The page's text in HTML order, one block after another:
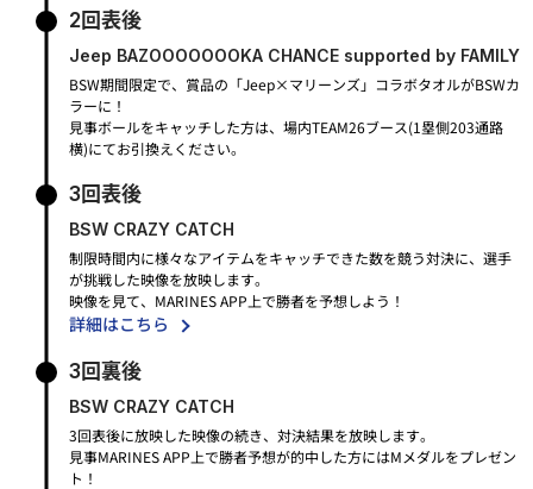
2回表後
Jeep BAZOOOOOOOKA CHANCE supported by FAMILY
BSW期間限定で、賞品の「Jeep×マリーンズ」コラボタオルがBSWカ
ラーに！
見事ボールをキャッチした方は、場内TEAM26ブース(1塁側203通路
横)にてお引換えください。
3回表後
BSW CRAZY CATCH
制限時間内に様々なアイテムをキャッチできた数を競う対決に、選手
が挑戦した映像を放映します。
映像を見て、MARINES APP上で勝者を予想しよう！
詳細はこちら
3回裏後
BSW CRAZY CATCH
3回表後に放映した映像の続き、対決結果を放映します。
見事MARINES APP上で勝者予想が的中した方にはMメダルをプレゼン
ト！